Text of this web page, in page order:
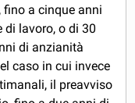
a cinque anni
di lavoro, o di 30
di anzianità
caso in cui invece
il preavviso